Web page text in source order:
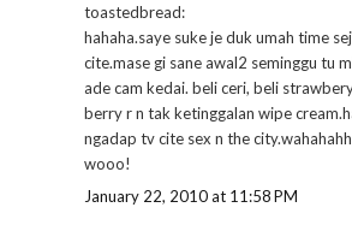
toastedbread:
hahaha.saye suke je duk umah time
cite.mase gi sane awal2 seminggu tu
ade cam kedai. beli ceri, beli
berry r n tak ketinggalan wipe
ngadap tv cite sex n the
wooo!
January 22, 2010 at 11:58 PM